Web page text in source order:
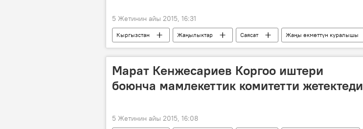
5 Жетинин айы 2015, 16:31
Кыргызстан Жаңылыктар Саясат Жаңы өкмөттүн куралышы
Марат Кенжесариев Коргоо иштери
боюнча мамлекеттик комитетти жетектеди
5 Жетинин айы 2015, 16:08